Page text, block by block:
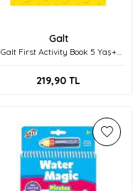
Galt
Galt First Activity Book 5 Yaş+
219,90 TL